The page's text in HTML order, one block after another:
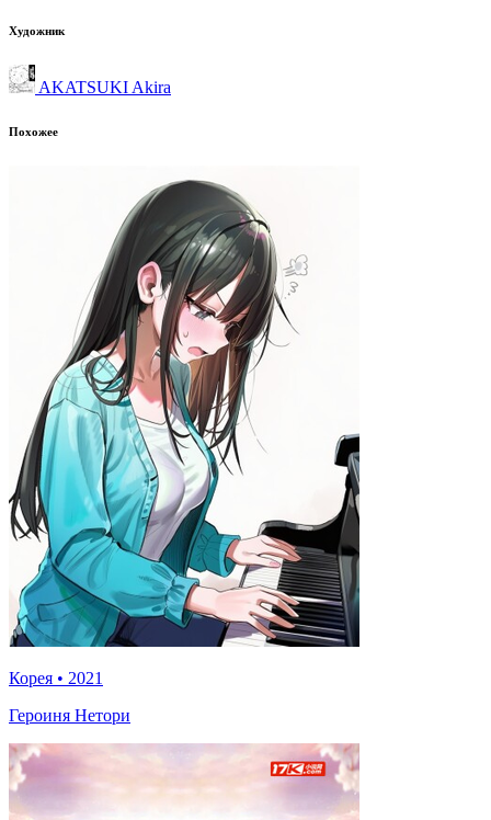
Художник
AKATSUKI Akira
Похожее
Корея • 2021
Героиня Нетори